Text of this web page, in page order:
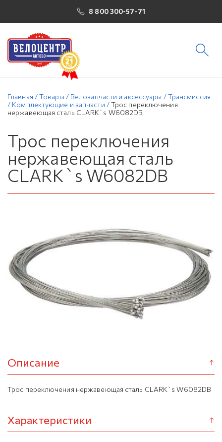
8 800 300-57-71
Главная /Товары / Велозапчасти и аксессуары /Трансмиссия
/ Комплектующие и запчасти /Трос переключения
нержавеющая сталь CLARK`s W6082DB
Трос переключения
нержавеющая сталь
CLARK`s W6082DB
Описание
Трос переключения нержавеющая сталь CLARK`s W6082DB
Характеристики